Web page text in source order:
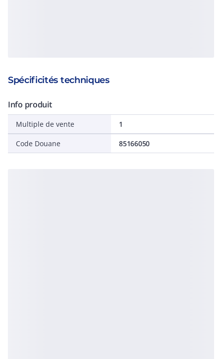
Spécificités techniques
Info produit
Multiple de vente 1
Code Douane 85166050